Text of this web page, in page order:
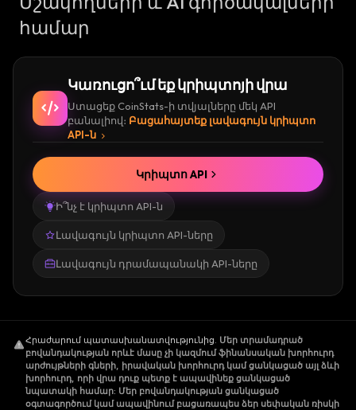
համար
Կառուցո՞ւմ եք կրիպտոյի վրա
Ստացեք CoinStats-ի տվյալները մեկ API
բանալիով։ Բացահայտեք լավագույն կրիպտո
API-ն
Ի՞նչ է կրիպտո API-ն
Լավագույն կրիպտո API-ները
Լավագույն դրամապանակի API-ները
Կրիպտո API
Հրաժարում պատասխանատվությունից. Մեր տրամադրած
բովանդակության որևէ մասը չի կազմում ֆինանսական խորհուրդ
արժույթների գների, իրավական խորհուրդ կամ ցանկացած այլ ձևի
խորհուրդ, որի վրա դուք պետք է ապավինեք ցանկացած
նպատակի համար: Մեր բովանդակության ցանկացած
օգտագործում կամ ապավինում բացառապես ձեր սեփական ռիսկի